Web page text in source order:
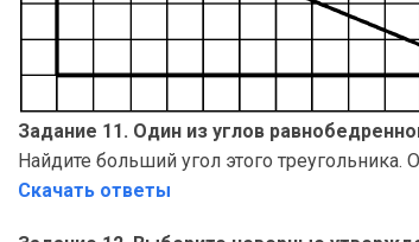
Задание 11. Один из углов
Найдите больший угол этого треугольника.
Скачать ответы